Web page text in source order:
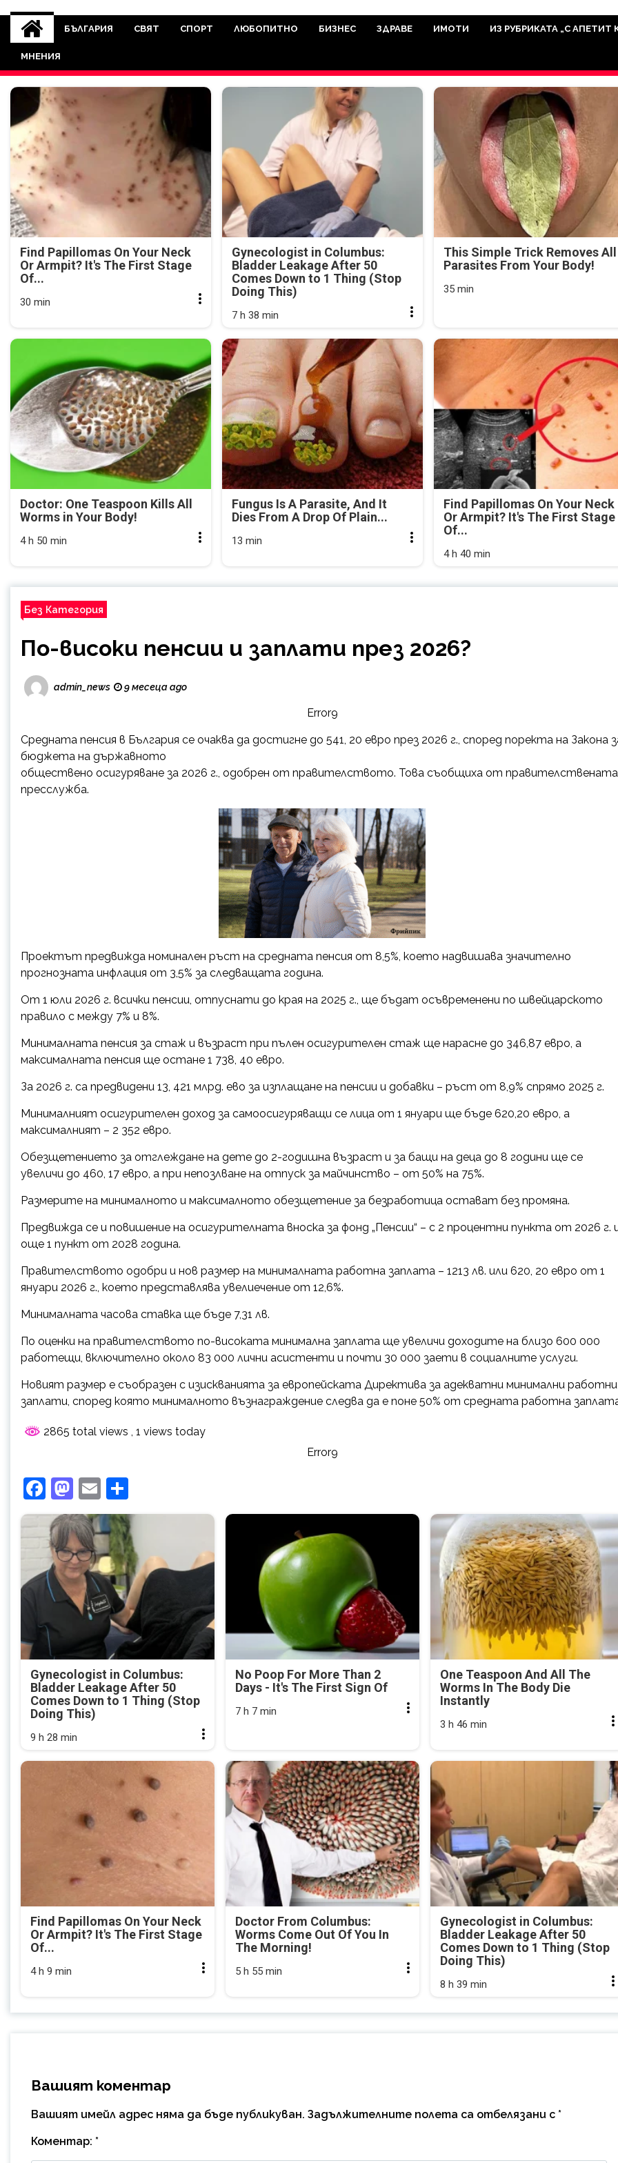
novinite-dnesbg.eu
Novinite-dnesbg.eu е медия, която има мисията да отразява всичко
Света. Новините, които се публикуват на нашия сайт са от
между медията и читателската аудитория, затова държим на
БЪЛГАРИЯ СВЯТ СПОРТ ЛЮБОПИТНО БИЗНЕС ЗДРАВЕ ИМОТИ ИЗ РУБРИКАТА „С АПЕТИТ
МНЕНИЯ
Find Papillomas On Your Neck
Or Armpit? It's The First Stage
Of...
30 min
Gynecologist in Columbus:
Bladder Leakage After 50
Comes Down to 1 Thing (Stop
Doing This)
7 h 38 min
This Simple Trick Removes All
Parasites From Your Body!
35 min
Doctor: One Teaspoon Kills All
Worms in Your Body!
4 h 50 min
Fungus Is A Parasite, And It
Dies From A Drop Of Plain...
13 min
Find Papillomas On Your Neck
Or Armpit? It's The First Stage
Of...
4 h 40 min
Без Категория
По-високи пенсии и заплати през 2026?
admin_news 9 месеца ago
Error9
Средната пенсия в България се очаква да достигне до 541, 20 евро през 2026 г., според поректа на Закона
бюджета на държавното
обществено осигуряване за 2026 г., одобрен от правителството. Това съобщиха от правителствената
пресслужба.
Проектът предвижда номинален ръст на средната пенсия от 8,5%, което надвишава значително
прогнозната инфлация от 3,5% за следващата година.
От 1 юли 2026 г. всички пенсии, отпуснати до края на 2025 г., ще бъдат осъвременени по швейцарското
правило с между 7% и 8%.
Минималната пенсия за стаж и възраст при пълен осигурителен стаж ще нарасне до 346,87 евро, а
максималната пенсия ще остане 1 738, 40 евро.
За 2026 г. са предвидени 13, 421 млрд. ево за изплащане на пенсии и добавки – ръст от 8,9% спрямо 2025 г.
Минималният осигурителен доход за самоосигуряващи се лица от 1 януари ще бъде 620,20 евро, а
максималният – 2 352 евро.
Обезщетенueто за отглеждане на дете до 2-годишна възраст и за бащи на деца до 8 години ще се
увеличи до 460, 17 евро, а при непозлване на отпуск за майчинство – от 50% на 75%.
Размерите на минималното и максималното обезщетение за безработица остават без промяна.
Предвижда се и повишение на осигурителната вноска за фонд „Пенсии“ – с 2 процентни пункта от 2026 г.
още 1 пункт от 2028 година.
Правителството одобри и нов размер на минималната работна заплата – 1213 лв. или 620, 20 евро от 1
януари 2026 г., което представлява увелиечение от 12,6%.
Минималната часова ставка ще бъде 7,31 лв.
По оценки на правителството по-високата минимална заплата ще увеличи доходите на близо 600 000
работещи, включително около 83 000 лични асистенти и почти 30 000 заети в социалните услуги.
Новият размер е съобразен с изискванията за европейската Директива за адекватни минимални работни
заплати, според която минималното възнаграждение следва да е поне 50% от средната работна
2865 total views , 1 views today
Error9
Facebook
Mastodon
Email
Gynecologist in Columbus:
Bladder Leakage After 50
Comes Down to 1 Thing (Stop
Doing This)
9 h 28 min
No Poop For More Than 2
Days - It's The First Sign Of
7 h 7 min
One Teaspoon And All The
Worms In The Body Die
Instantly
3 h 46 min
Find Papillomas On Your Neck
Or Armpit? It's The First Stage
Of...
4 h 9 min
Doctor From Columbus:
Worms Come Out Of You In
The Morning!
5 h 55 min
Gynecologist in Columbus:
Bladder Leakage After 50
Comes Down to 1 Thing (Stop
Doing This)
8 h 39 min
Вашият коментар
Вашият имейл адрес няма да бъде публикуван. Задължителните полета са отбелязани с *
Коментар: *